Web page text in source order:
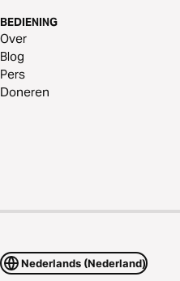
BEDIENING
Over
Blog
Pers
Doneren
Nederlands (Nederland)